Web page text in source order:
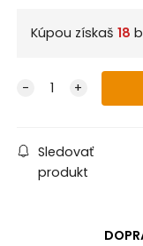
Kúpou získaš 18
Sledovať
produkt